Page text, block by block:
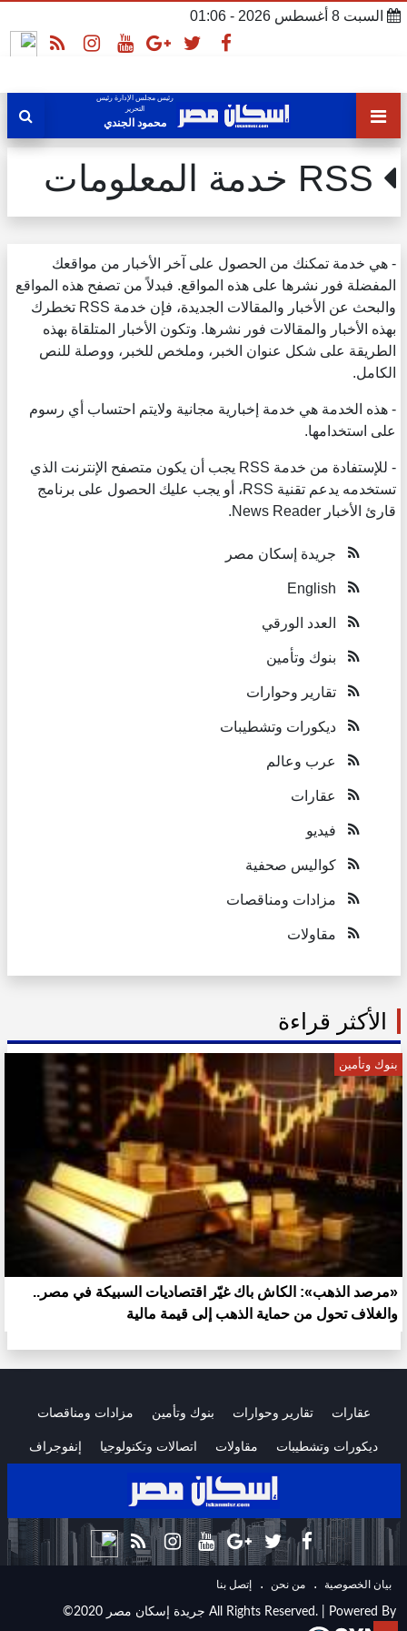
السبت 8 أغسطس 2026 - 01:06
رئيس مجلس الإدارة رئيس
التحرير
محمود الجندي
- هي خدمة تمكنك من الحصول على آخر الأخبار من مواقعك
المفضلة فور نشرها على هذه المواقع. فبدلاً من تصفح هذه المواقع
والبحث عن الأخبار والمقالات الجديدة، فإن خدمة RSS تخطرك
بهذه الأخبار والمقالات فور نشرها. وتكون الأخبار المتلقاة بهذه
الطريقة على شكل عنوان الخبر، وملخص للخبر، ووصلة للنص
الكامل.
- هذه الخدمة هي خدمة إخبارية مجانية ولايتم احتساب أي رسوم
على استخدامها.
- للإستفادة من خدمة RSS يجب أن يكون متصفح الإنترنت الذي
تستخدمه يدعم تقنية RSS، أو يجب عليك الحصول على برنامج
قارئ الأخبار News Reader.
جريدة إسكان مصر
English
العدد الورقي
بنوك وتأمين
تقارير وحوارات
ديكورات وتشطيبات
عرب وعالم
عقارات
فيديو
كواليس صحفية
مزادات ومناقصات
مقاولات
الأكثر قراءة
بنوك وتأمين
«مرصد الذهب»: الكاش باك غيّر اقتصاديات السبيكة في مصر..
والغلاف تحول من حماية الذهب إلى قيمة مالية
عقارات تقارير وحوارات بنوك وتأمين مزادات ومناقصات
ديكورات وتشطيبات مقاولات اتصالات وتكنولوجيا إنفوجراف
ﺑﻴﺎﻥ اﻟﺨﺼﻮﺻﻴﺔ . ﻣﻦ ﻧﺤﻦ . ﺇﺗﺼﻞ ﺑﻨﺎ
©2020 جريدة إسكان مصر All Rights Reserved. | Powered By